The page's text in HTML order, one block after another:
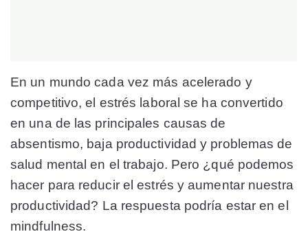
En un mundo cada vez más acelerado y
competitivo, el estrés laboral se ha convertido
en una de las principales causas de
absentismo, baja productividad y problemas de
salud mental en el trabajo. Pero ¿qué podemos
hacer para reducir el estrés y aumentar nuestra
productividad? La respuesta podría estar en el
mindfulness.